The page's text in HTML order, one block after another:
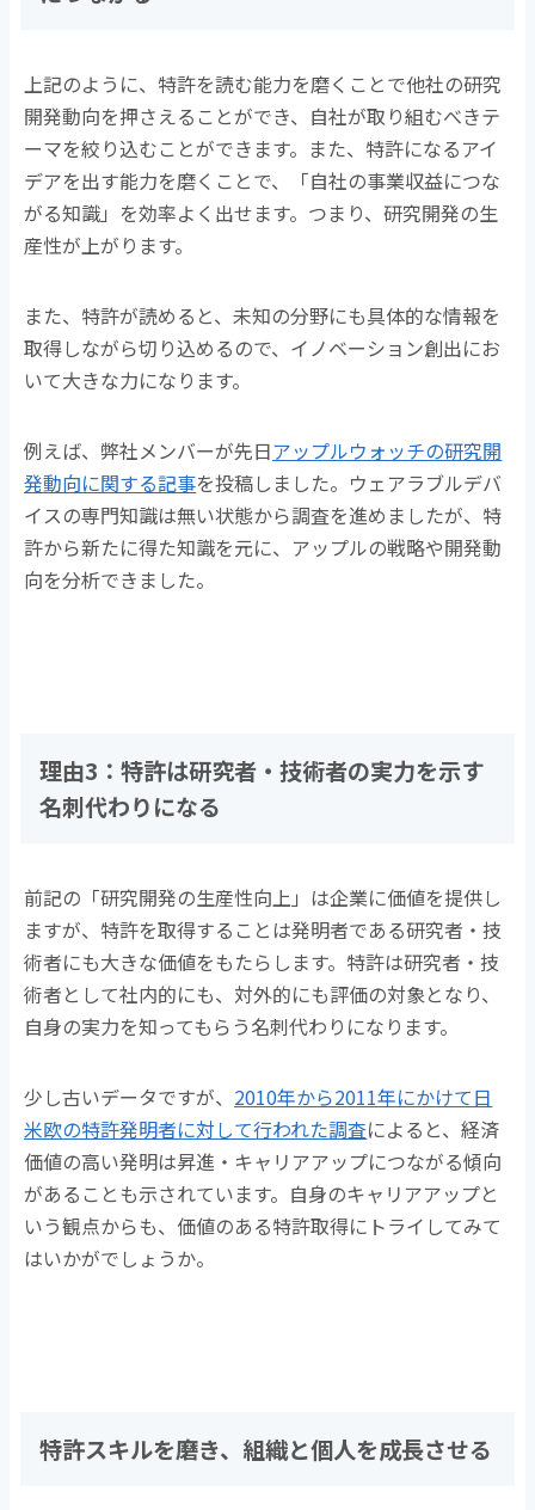
上記のように、特許を読む能力を磨くことで他社の研究
開発動向を押さえることができ、自社が取り組むべきテ
ーマを絞り込むことができます。また、特許になるアイ
デアを出す能力を磨くことで、「自社の事業収益につな
がる知識」を効率よく出せます。つまり、研究開発の生
産性が上がります。
また、特許が読めると、未知の分野にも具体的な情報を
取得しながら切り込めるので、イノベーション創出にお
いて大きな力になります。
例えば、弊社メンバーが先日アップルウォッチの研究開
発動向に関する記事を投稿しました。ウェアラブルデバ
イスの専門知識は無い状態から調査を進めましたが、特
許から新たに得た知識を元に、アップルの戦略や開発動
向を分析できました。
理由3：特許は研究者・技術者の実力を示す
名刺代わりになる
前記の「研究開発の生産性向上」は企業に価値を提供し
ますが、特許を取得することは発明者である研究者・技
術者にも大きな価値をもたらします。特許は研究者・技
術者として社内的にも、対外的にも評価の対象となり、
自身の実力を知ってもらう名刺代わりになります。
少し古いデータですが、 2010年から2011年にかけて日
米欧の特許発明者に対して行われた調査によると、経済
価値の高い発明は昇進・キャリアアップにつながる傾向
があることも示されています。自身のキャリアアップと
いう観点からも、価値のある特許取得にトライしてみて
はいかがでしょうか。
特許スキルを磨き、組織と個人を成長させる